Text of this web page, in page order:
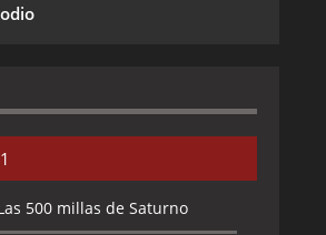
500 millas de Saturno